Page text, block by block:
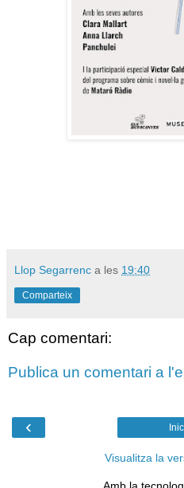
Llop Segarrenc a les 19:40
Comparteix
Cap comentari:
Publica un comentari a
‹
Visualitza la